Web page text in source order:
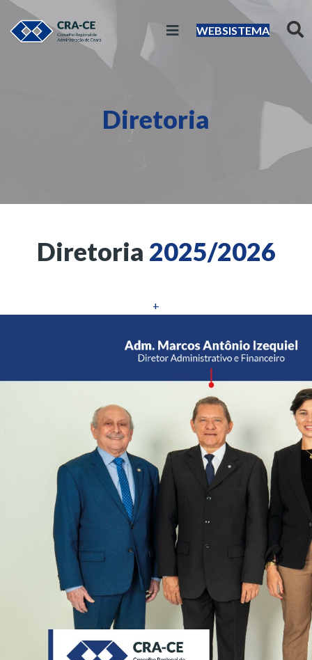
WEBSISTEMA
Diretoria
Diretoria 2025/2026
+